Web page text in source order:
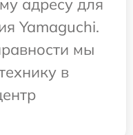
адресу для
Yamaguchi.
мы
в